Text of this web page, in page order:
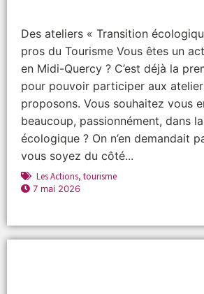
Des ateliers « Transition
pros du Tourisme Vous êtes un
en Midi-Quercy ? C’est déjà la
pour pouvoir participer aux
proposons. Vous souhaitez vous
beaucoup, passionnément, dans
écologique ? On n’en demandait
vous soyez du côté...
Les Actions, tourisme
7 mai 2026